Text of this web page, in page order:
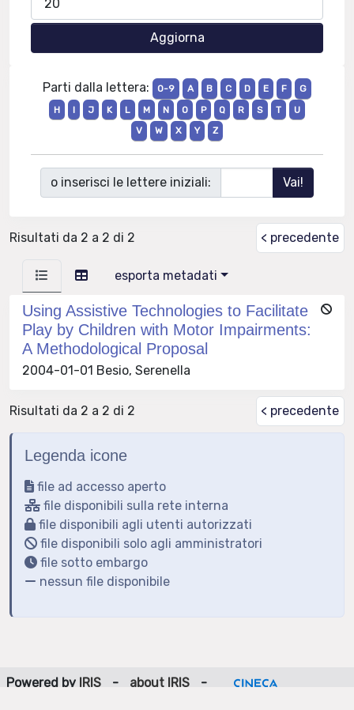
Parti dalla lettera: 0-9 A B C D E F
G
H
I J K L M N O P Q R S T
U
V
W X Y Z
o inserisci le lettere iniziali:
Risultati da 2 a 2 di 2 < precedente
esporta metadati
Using Assistive Technologies to Facilitate
Play by Children with Motor Impairments:
A Methodological Proposal
2004-01-01 Besio, Serenella
Risultati da 2 a 2 di 2 < precedente
Legenda icone
file ad accesso aperto
file disponibili sulla rete interna
file disponibili agli utenti autorizzati
file disponibili solo agli amministratori
file sotto embargo
nessun file disponibile
Powered by IRIS - about IRIS
-